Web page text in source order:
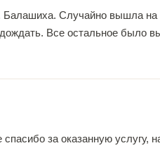
Балашиха. Случайно вышла
Все остальное было
за оказанную услугу,